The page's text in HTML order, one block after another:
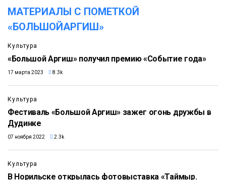
МАТЕРИАЛЫ С ПОМЕТКОЙ
«БОЛЬШОЙАРГИШ»
Культура
«Большой Аргиш» получил премию «Событие года»
17 марта 2023 8.3k
Культура
Фестиваль «Большой Аргиш» зажег огонь дружбы в
Дудинке
07 ноября 2022 2.3k
Культура
В Норильске открылась фотовыставка «Таймыр.